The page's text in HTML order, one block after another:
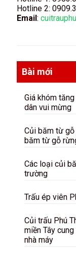
Hotline 2:
Email:
Bài mới
Giá khóm
dân vui mừng
Củi băm từ
băm từ gỗ
Các loại củi
trường
Trấu ép viên
Củi trấu Phú
miền Tây
nhà máy